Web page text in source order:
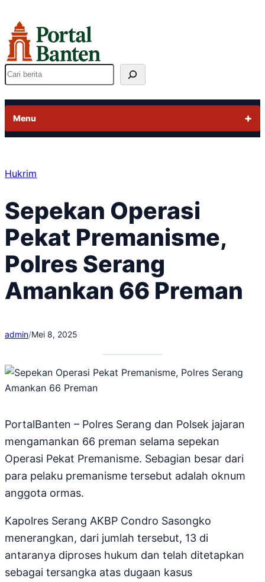
ke
konten
Cari
Menu
Hukrim
Sepekan Operasi
Pekat Premanisme,
Polres Serang
Amankan 66 Preman
admin/Mei 8, 2025
PortalBanten – Polres Serang dan Polsek jajaran
mengamankan 66 preman selama sepekan
Operasi Pekat Premanisme. Sebagian besar dari
para pelaku premanisme tersebut adalah oknum
anggota ormas.
Kapolres Serang AKBP Condro Sasongko
menerangkan, dari jumlah tersebut, 13 di
antaranya diproses hukum dan telah ditetapkan
sebagai tersangka atas dugaan kasus